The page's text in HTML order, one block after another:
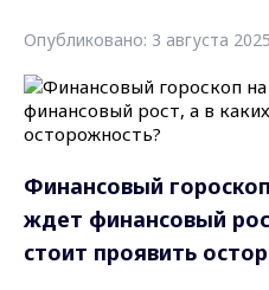
Опубликовано: 3 августа
Финансовый
ждет финансовый
стоит проявить